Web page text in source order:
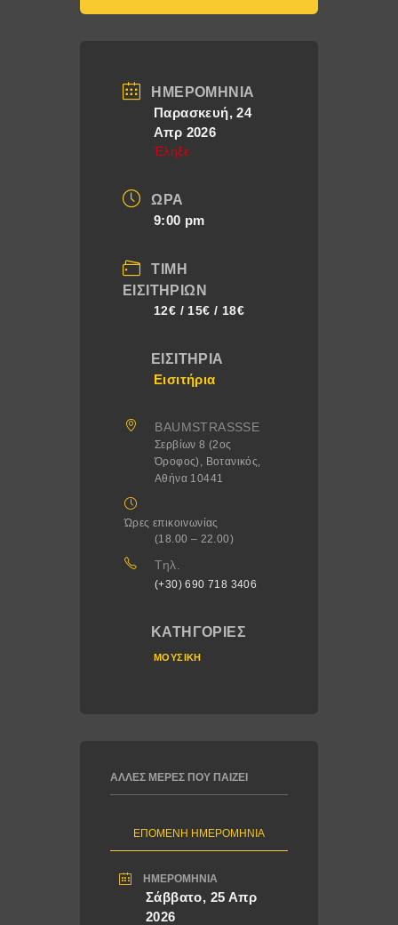
ΗΜΕΡΟΜΗΝΊΑ
Παρασκευή, 24
Απρ 2026
Έληξε
ΏΡΑ
9:00 pm
ΤΙΜΉ
ΕΙΣΙΤΗΡΊΩΝ
12€ / 15€ / 18€
ΕΙΣΙΤΉΡΙΑ
Εισιτήρια
BAUMSTRASSSE
Σερβίων 8 (2ος
Όροφος), Βοτανικός,
Αθήνα 10441
Ώρες επικοινωνίας
(18.00 – 22.00)
Τηλ.
(+30) 690 718 3406
ΚΑΤΗΓΟΡΊΕΣ
ΜΟΥΣΙΚΉ
ΆΛΛΕΣ ΜΈΡΕΣ ΠΟΥ ΠΑΊΖΕΙ
ΕΠΟΜΕΝΗ ΗΜΕΡΟΜΗΝΙΑ
ΗΜΕΡΟΜΗΝΊΑ
Σάββατο, 25 Απρ
2026